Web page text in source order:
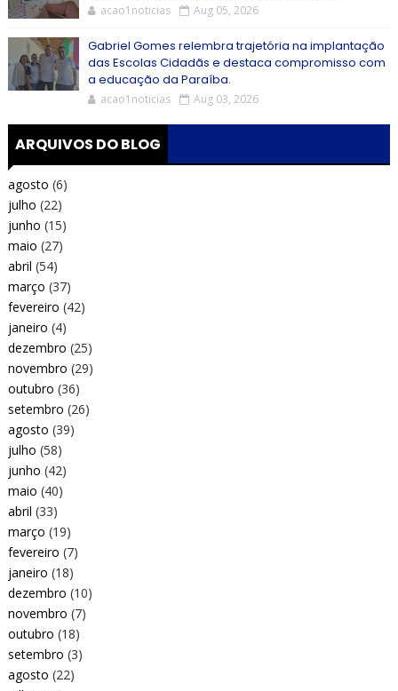
acao1noticias Aug 05, 2026
Gabriel Gomes relembra trajetória na implantação
das Escolas Cidadãs e destaca compromisso com
a educação da Paraíba.
acao1noticias Aug 03, 2026
ARQUIVOS DO BLOG
agosto (6)
julho (22)
junho (15)
maio (27)
abril (54)
março (37)
fevereiro (42)
janeiro (4)
dezembro (25)
novembro (29)
outubro (36)
setembro (26)
agosto (39)
julho (58)
junho (42)
maio (40)
abril (33)
março (19)
fevereiro (7)
janeiro (18)
dezembro (10)
novembro (7)
outubro (18)
setembro (3)
agosto (22)